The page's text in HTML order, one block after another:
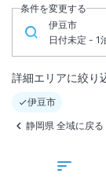
条件を変更する
伊豆市
日付未定 - 1
詳細エリアに絞り
伊豆市
静岡県 全域に戻る